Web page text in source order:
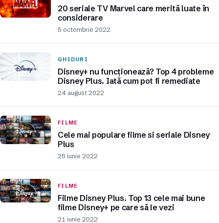
20 seriale TV Marvel care merită luate în
considerare
5 octombrie 2022
GHIDURI
Disney+ nu funcționează? Top 4 probleme
Disney Plus. Iată cum pot fi remediate
24 august 2022
FILME
Cele mai populare filme si seriale Disney
Plus
28 iunie 2022
FILME
Filme Disney Plus. Top 13 cele mai bune
filme Disney+ pe care să le vezi
21 iunie 2022